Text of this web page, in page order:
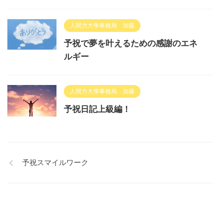
人間力大學事務局 加藤
予祝で夢を叶えるための感謝のエネ
ルギー
人間力大學事務局 加藤
予祝日記上級編！
予祝スマイルワーク